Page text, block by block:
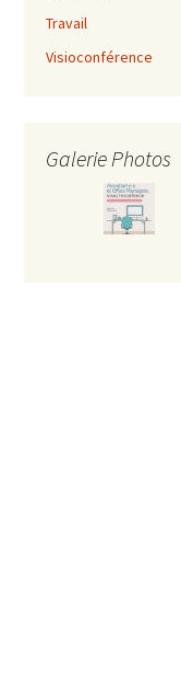
Travail
Visioconférence
Galerie Photos